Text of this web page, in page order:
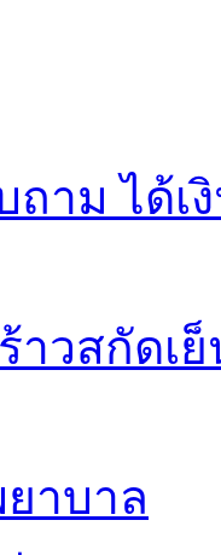
าม ได้เ
วสกัดเ
าบาล